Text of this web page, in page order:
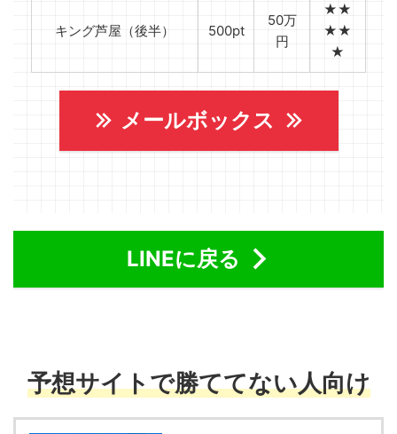
キング芦屋（後半） 500pt
50万
円
★★
★★
★
メールボックス
LINEに戻る
予想サイトで勝ててない人向け